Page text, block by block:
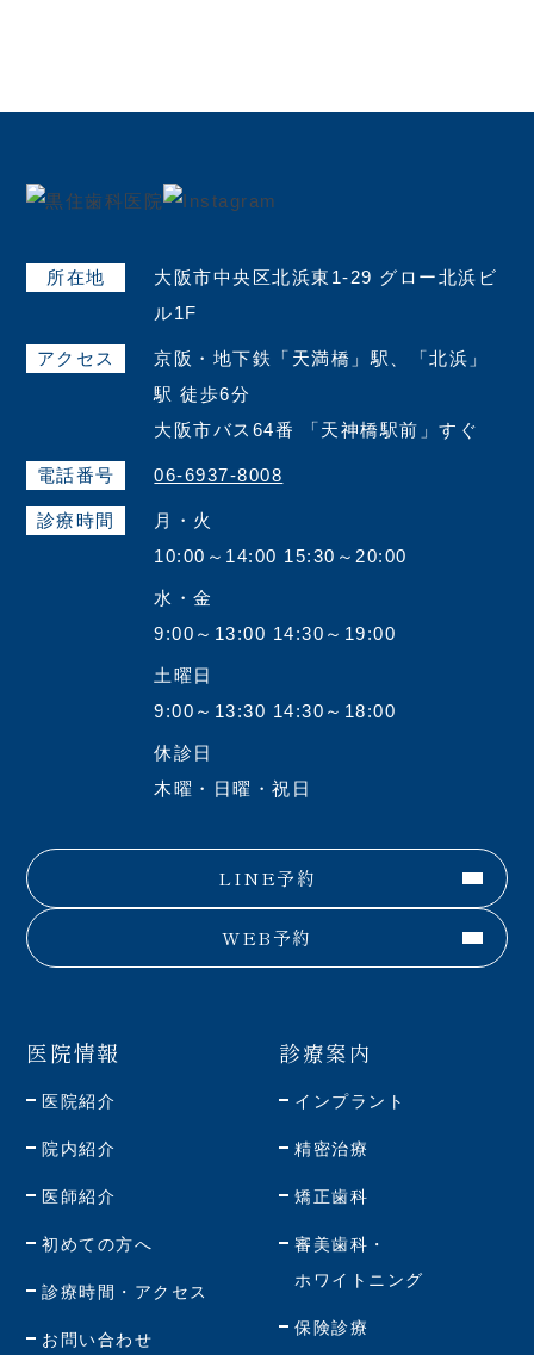
所在地
大阪市中央区北浜東1-29 グロー北浜ビ
ル1F
アクセス
京阪・地下鉄「天満橋」駅、「北浜」
駅 徒歩6分
大阪市バス64番 「天神橋駅前」すぐ
電話番号 06-6937-8008
診療時間
月・火
10:00～14:00 15:30～20:00
水・金
9:00～13:00 14:30～19:00
土曜日
9:00～13:30 14:30～18:00
休診日
木曜・日曜・祝日
LINE予約
WEB予約
医院情報
医院紹介
院内紹介
医師紹介
初めての方へ
診療時間・アクセス
お問い合わせ
診療案内
インプラント
精密治療
矯正歯科
審美歯科・
ホワイトニング
保険診療